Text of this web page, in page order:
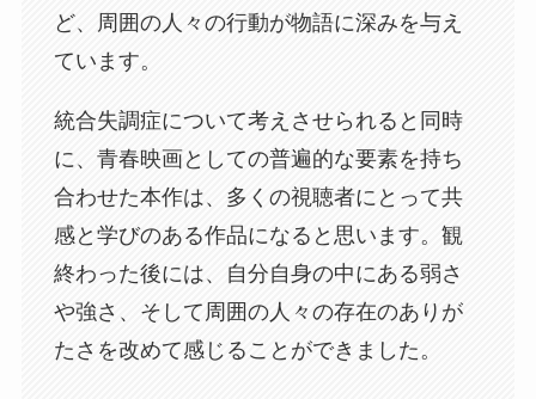
ど、周囲の人々の行動が物語に深みを与え
ています。
統合失調症について考えさせられると同時
に、青春映画としての普遍的な要素を持ち
合わせた本作は、多くの視聴者にとって共
感と学びのある作品になると思います。観
終わった後には、自分自身の中にある弱さ
や強さ、そして周囲の人々の存在のありが
たさを改めて感じることができました。